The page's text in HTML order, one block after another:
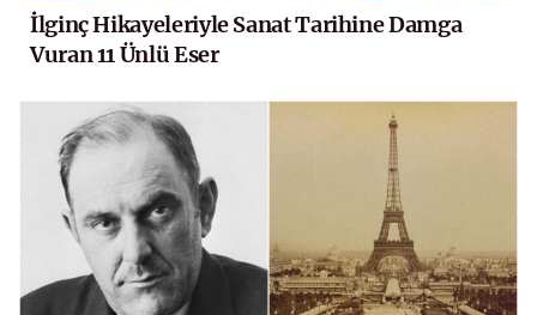
İlginç Hikayeleriyle Sanat Tarihine Damga
Vuran 11 Ünlü Eser